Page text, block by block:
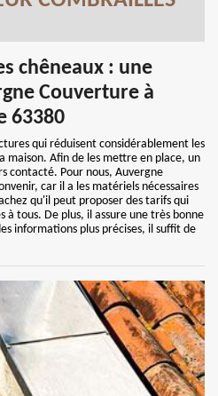
chêneaux : une
Couverture à
63380
qui réduisent considérablement les
maison. Afin de les mettre en place, un
contacté. Pour nous, Auvergne
car il a les matériels nécessaires
qu'il peut proposer des tarifs qui
à tous. De plus, il assure une très bonne
informations plus précises, il suffit de